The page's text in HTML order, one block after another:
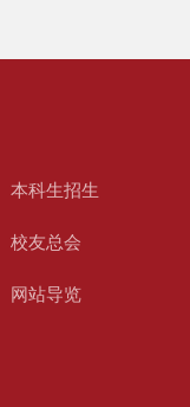
本科生招生
校友总会
网站导览